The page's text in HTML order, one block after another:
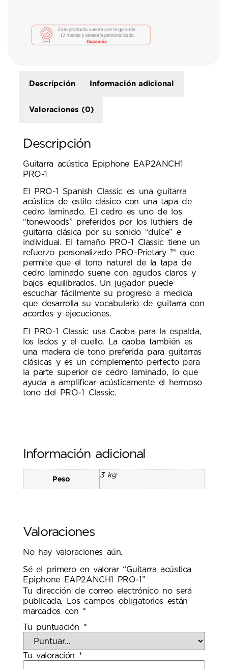
Descripción Información adicional
Valoraciones (0)
Descripción
Guitarra acústica Epiphone EAP2ANCH1
PRO-1
El PRO-1 Spanish Classic es una guitarra
acústica de estilo clásico con una tapa de
cedro laminado. El cedro es uno de los
“tonewoods” preferidos por los luthiers de
guitarra clásica por su sonido “dulce” e
individual. El tamaño PRO-1 Classic tiene un
refuerzo personalizado PRO-Prietary ™ que
permite que el tono natural de la tapa de
cedro laminado suene con agudos claros y
bajos equilibrados. Un jugador puede
escuchar fácilmente su progreso a medida
que desarrolla su vocabulario de guitarra con
acordes y ejecuciones.
El PRO-1 Classic usa Caoba para la espalda,
los lados y el cuello. La caoba también es
una madera de tono preferida para guitarras
clásicas y es un complemento perfecto para
la parte superior de cedro laminado, lo que
ayuda a amplificar acústicamente el hermoso
tono del PRO-1 Classic.
Información adicional
Peso
3 kg
Valoraciones
No hay valoraciones aún.
Sé el primero en valorar “Guitarra acústica
Epiphone EAP2ANCH1 PRO-1”
Tu dirección de correo electrónico no será
publicada.
Los campos obligatorios están
marcados con *
Tu puntuación *
Tu valoración *